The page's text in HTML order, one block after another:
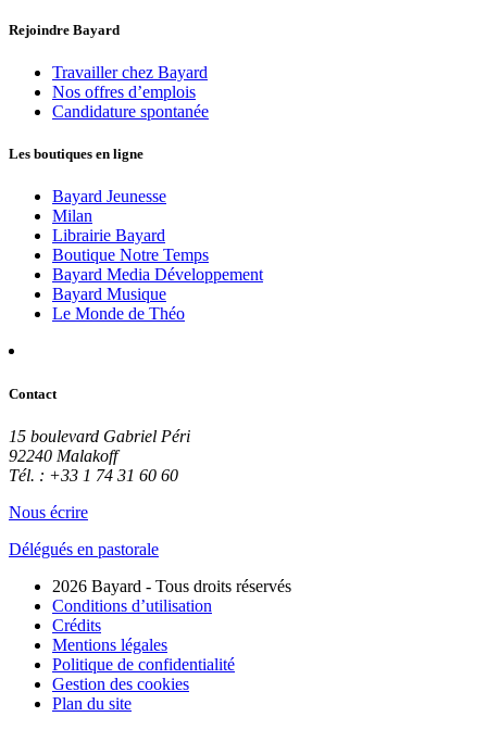
Rejoindre Bayard
Travailler chez Bayard
Nos offres d’emplois
Candidature spontanée
Les boutiques en ligne
Bayard Jeunesse
Milan
Librairie Bayard
Boutique Notre Temps
Bayard Media Développement
Bayard Musique
Le Monde de Théo
Contact
15 boulevard Gabriel Péri
92240 Malakoff
Tél. : +33 1 74 31 60 60
Nous écrire
Délégués en pastorale
2026 Bayard - Tous droits réservés
Conditions d’utilisation
Crédits
Mentions légales
Politique de confidentialité
Gestion des cookies
Plan du site